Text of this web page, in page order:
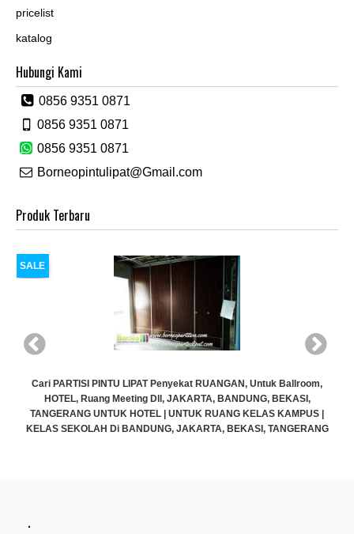
pricelist
katalog
Hubungi Kami
0856 9351 0871
0856 9351 0871
0856 9351 0871
Borneopintulipat@Gmail.com
Produk Terbaru
|
.